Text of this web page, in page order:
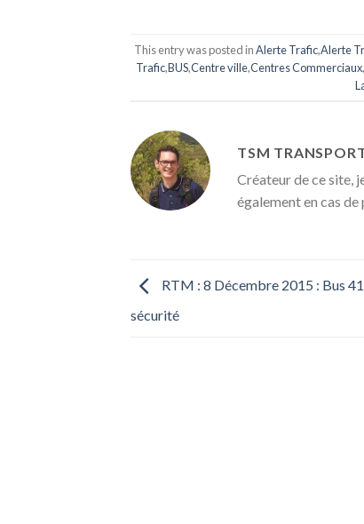
This entry was posted inAlerte Trafic,Alerte
Trafic,BUS,Centre ville,Centres Commerciaux,
TSM
Créateur de ce site,
également en cas
RTM : 8 Décembre 2015 : Bus
sécurité